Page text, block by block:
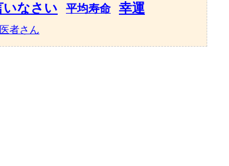
いなさい 平均寿命
幸運
者さん